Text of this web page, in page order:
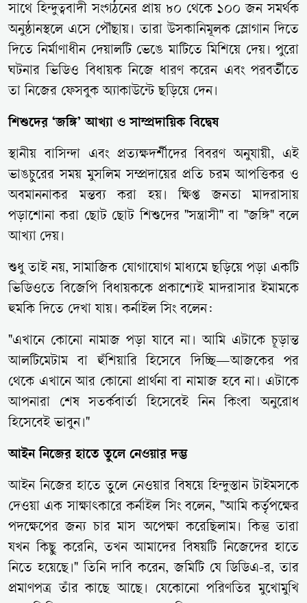
সাথে হিন্দুত্ববাদী সংগঠনের প্রায় ৮০ থেকে ১০০ জন সমর্থক
অনুষ্ঠানস্থলে এসে পৌঁছায়। তারা উসকানিমূলক স্লোগান দিতে
দিতে নির্মাণাধীন দেয়ালটি ভেঙে মাটিতে মিশিয়ে দেয়। পুরো
ঘটনার ভিডিও বিধায়ক নিজে ধারণ করেন এবং পরবর্তীতে
তা নিজের ফেসবুক অ্যাকাউন্টে ছড়িয়ে দেন।
শিশুদের ‘জঙ্গি’ আখ্যা ও সাম্প্রদায়িক বিদ্বেষ
স্থানীয় বাসিন্দা এবং প্রত্যক্ষদর্শীদের বিবরণ অনুযায়ী, এই
ভাঙচুরের সময় মুসলিম সম্প্রদায়ের প্রতি চরম আপত্তিকর ও
অবমাননাকর মন্তব্য করা হয়। ক্ষিপ্ত জনতা মাদরাসায়
পড়াশোনা করা ছোট ছোট শিশুদের "সন্ত্রাসী" বা "জঙ্গি" বলে
আখ্যা দেয়।
শুধু তাই নয়, সামাজিক যোগাযোগ মাধ্যমে ছড়িয়ে পড়া একটি
ভিডিওতে বিজেপি বিধায়ককে প্রকাশ্যেই মাদরাসার ইমামকে
হুমকি দিতে দেখা যায়। কর্নাইল সিং বলেন:
"এখানে কোনো নামাজ পড়া যাবে না। আমি এটাকে চূড়ান্ত
আলটিমেটাম বা হুঁশিয়ারি হিসেবে দিচ্ছি—আজকের পর
থেকে এখানে আর কোনো প্রার্থনা বা নামাজ হবে না। এটাকে
আপনারা শেষ সতর্কবার্তা হিসেবেই নিন কিংবা অনুরোধ
হিসেবেই ভাবুন।"
আইন নিজের হাতে তুলে নেওয়ার দম্ভ
আইন নিজের হাতে তুলে নেওয়ার বিষয়ে হিন্দুস্তান টাইমসকে
দেওয়া এক সাক্ষাৎকারে কর্নাইল সিং বলেন, "আমি কর্তৃপক্ষের
পদক্ষেপের জন্য চার মাস অপেক্ষা করেছিলাম। কিন্তু তারা
যখন কিছু করেনি, তখন আমাদের বিষয়টি নিজেদের হাতে
নিতে হয়েছে।" তিনি দাবি করেন, জমিটি যে ডিডিএ-র, তার
প্রমাণপত্র তাঁর কাছে আছে। যেকোনো পরিণতির মুখোমুখি